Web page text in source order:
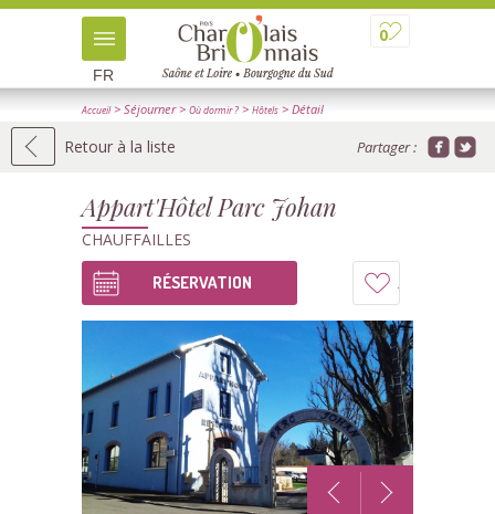
0
FR
Accueil> Séjourner> Où dormir ? > Hôtels > Détail
Retour à la liste Partager :
Appart'Hôtel Parc Johan
CHAUFFAILLES
à
mon
carnet
RÉSERVATION